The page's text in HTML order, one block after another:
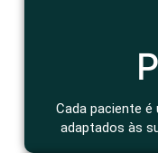
Cada paciente
adaptados às
Consulta